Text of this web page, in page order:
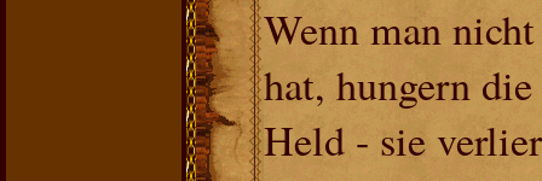
Wenn man
hat, hungern
Held - sie